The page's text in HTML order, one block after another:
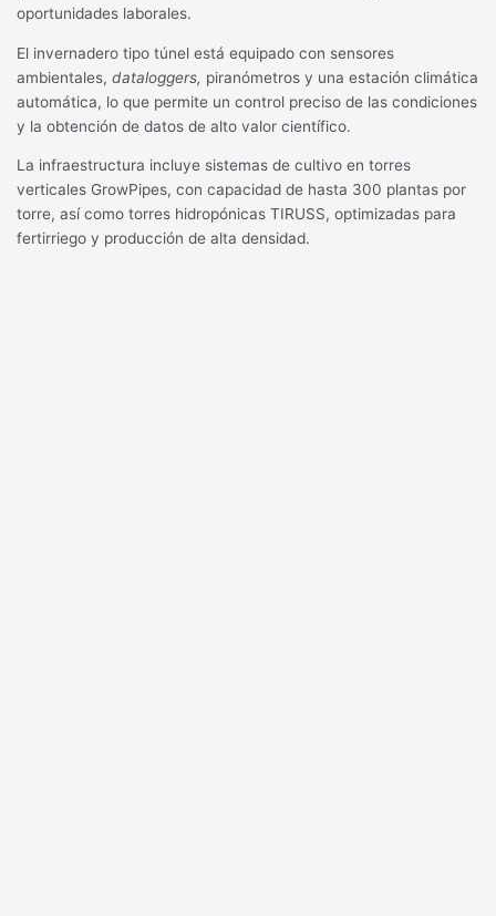
oportunidades laborales.
El invernadero tipo túnel está equipado con sensores
ambientales,dataloggers, piranómetros y una estación climática
automática, lo que permite un control preciso de las condiciones
y la obtención de datos de alto valor científico.
La infraestructura incluye sistemas de cultivo en torres
verticales GrowPipes, con capacidad de hasta 300 plantas por
torre, así como torres hidropónicas TIRUSS, optimizadas para
fertirriego y producción de alta densidad.